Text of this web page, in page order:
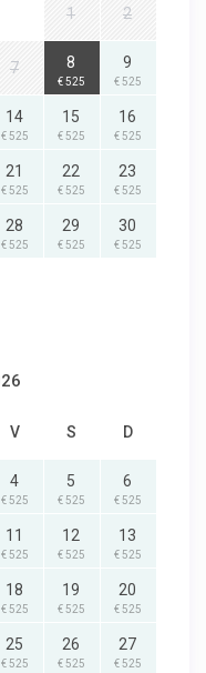
1 2
7 8
€ 525
9
€ 525
14
€ 525
15
€ 525
16
€ 525
21
€ 525
22
€ 525
23
€ 525
28
€ 525
29
€ 525
30
€ 525
V S D
4
€ 525
5
€ 525
6
€ 525
11
€ 525
12
€ 525
13
€ 525
18
€ 525
19
€ 525
20
€ 525
25
€ 525
26
€ 525
27
€ 525